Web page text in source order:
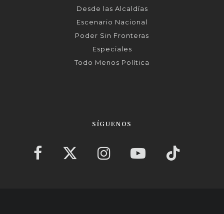
Desde las Alcaldías
Escenario Nacional
Poder Sin Fronteras
Especiales
Todo Menos Política
SÍGUENOS